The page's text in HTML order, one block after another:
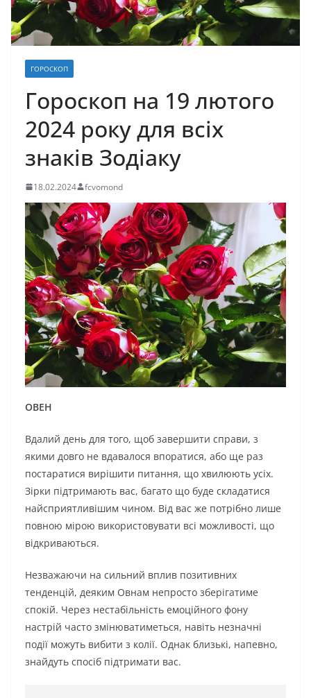
ГОРОСКОП
Гороскоп на 19 лютого
2024 року для всіх
знаків Зодіаку
18.02.2024 fcvomond
ОВЕН
Вдалий день для того, щоб завершити справи, з
якими довго не вдавалося впоратися, або ще раз
постаратися вирішити питання, що хвилюють усіх.
Зірки підтримають вас, багато що буде складатися
найсприятливішим чином. Від вас же потрібно лише
повною мірою використовувати всі можливості, що
відкриваються.
Незважаючи на сильний вплив позитивних
тенденцій, деяким Овнам непросто зберігатиме
спокій. Через нестабільність емоційного фону
настрій часто змінюватиметься, навіть незначні
події можуть вибити з колії. Однак близькі, напевно,
знайдуть спосіб підтримати вас.